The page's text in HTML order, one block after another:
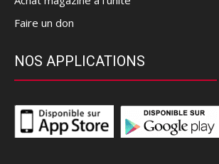
Faire un don
NOS APPLICATIONS